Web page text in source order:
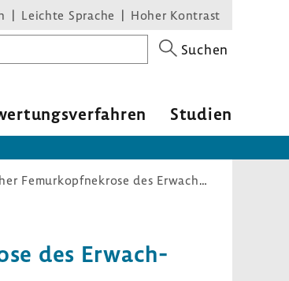
Leichte Sprache Hoher Kontrast
Suchen
Studien
Hyperbare Sauerstofftherapie bei idiopathischer Femurkopfnekrose des Erwachsenen (§ 137c SGB V)
des Erwach­